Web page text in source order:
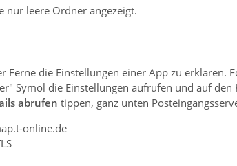
nur leere Ordner angezeigt.
Ferne die Einstellungen einer App zu erklären.
Symol die Einstellungen aufrufen und auf
abrufen tippen, ganz unten
online.de